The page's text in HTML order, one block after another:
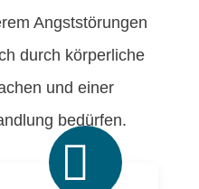
Angststörungen
durch körperliche
und einer
bedürfen.